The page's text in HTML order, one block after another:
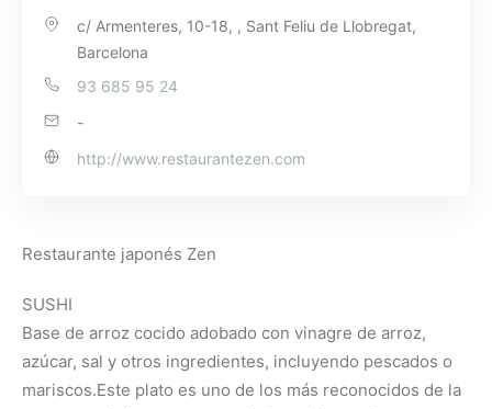
c/ Armenteres, 10-18, , Sant Feliu de Llobregat,
Barcelona
93 685 95 24
-
http://www.restaurantezen.com
Restaurante japonés Zen
SUSHI
Base de arroz cocido adobado con vinagre de arroz,
azúcar, sal y otros ingredientes, incluyendo pescados o
mariscos.Este plato es uno de los más reconocidos de la